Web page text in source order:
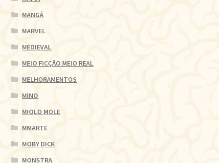
MANGÁ
MARVEL
MEDIEVAL
MEIO FICÇÃO MEIO REAL
MELHORAMENTOS
MINO
MIOLO MOLE
MMARTE
MOBY DICK
MONSTRA